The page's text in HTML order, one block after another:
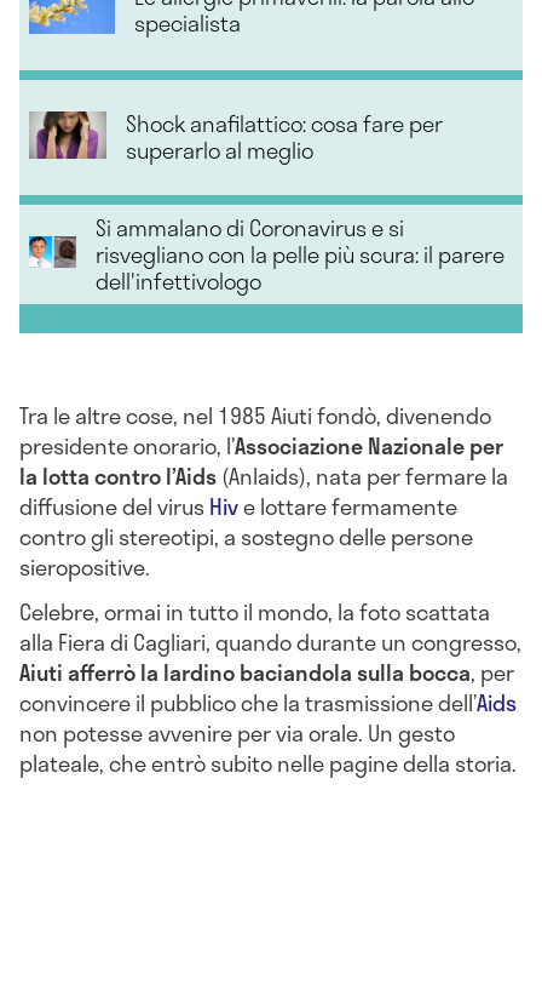
specialista
Shock anafilattico: cosa fare per
superarlo al meglio
Si ammalano di Coronavirus e si
risvegliano con la pelle più scura: il parere
dell'infettivologo
Tra le altre cose, nel 1985 Aiuti fondò, divenendo
presidente onorario, l’Associazione Nazionale per
la lotta contro l’Aids(Anlaids), nata per fermare la
diffusione del virusHive lottare fermamente
contro gli stereotipi, a sostegno delle persone
sieropositive.
Celebre, ormai in tutto il mondo, la foto scattata
alla Fiera di Cagliari, quando durante un congresso,
Aiuti afferrò la Iardino baciandola sulla bocca, per
convincere il pubblico che la trasmissione dell’Aids
non potesse avvenire per via orale. Un gesto
plateale, che entrò subito nelle pagine della storia.